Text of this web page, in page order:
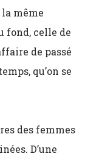
même
fond, celle de
de passé
qu’on se
des femmes
D’une